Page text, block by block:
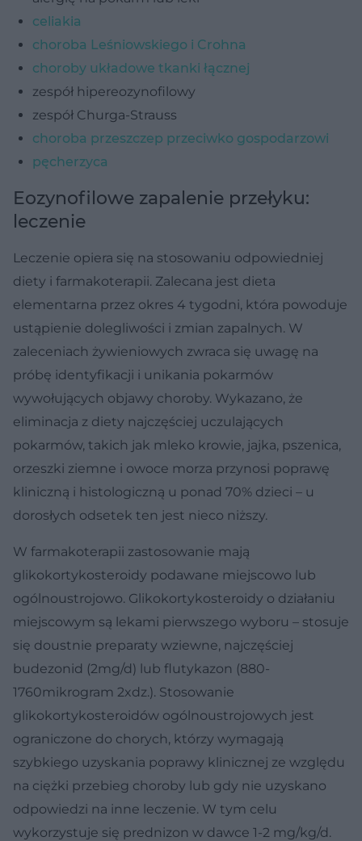
celiakia
choroba Leśniowskiego i Crohna
choroby układowe tkanki łącznej
zespół hipereozynofilowy
zespół Churga-Strauss
choroba przeszczep przeciwko gospodarzowi
pęcherzyca
Eozynofilowe zapalenie przełyku:
leczenie
Leczenie opiera się na stosowaniu odpowiedniej
diety i farmakoterapii. Zalecana jest dieta
elementarna przez okres 4 tygodni, która powoduje
ustąpienie dolegliwości i zmian zapalnych. W
zaleceniach żywieniowych zwraca się uwagę na
próbę identyfikacji i unikania pokarmów
wywołujących objawy choroby. Wykazano, że
eliminacja z diety najczęściej uczulających
pokarmów, takich jak mleko krowie, jajka, pszenica,
orzeszki ziemne i owoce morza przynosi poprawę
kliniczną i histologiczną u ponad 70% dzieci – u
dorosłych odsetek ten jest nieco niższy.
W farmakoterapii zastosowanie mają
glikokortykosteroidy podawane miejscowo lub
ogólnoustrojowo. Glikokortykosteroidy o działaniu
miejscowym są lekami pierwszego wyboru – stosuje
się doustnie preparaty wziewne, najczęściej
budezonid (2mg/d) lub flutykazon (880-
1760mikrogram 2xdz.). Stosowanie
glikokortykosteroidów ogólnoustrojowych jest
ograniczone do chorych, którzy wymagają
szybkiego uzyskania poprawy klinicznej ze względu
na ciężki przebieg choroby lub gdy nie uzyskano
odpowiedzi na inne leczenie. W tym celu
wykorzystuje się prednizon w dawce 1-2 mg/kg/d.